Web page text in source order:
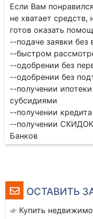
ОСТАВИТЬ
Купить
Если Вам
не хватает
готов оказать
--подаче заявки без
--быстром
--одобрении без
--одобрении без
--получении
субсидиями
--получении
--получении СКИДОК
Банков